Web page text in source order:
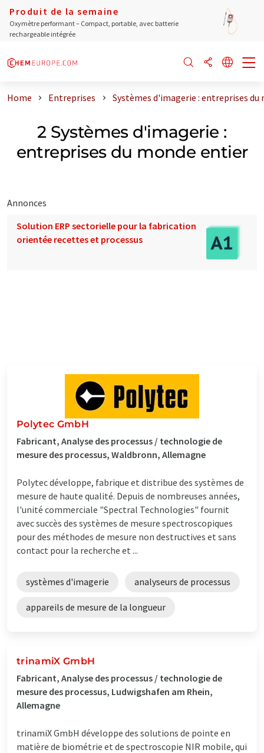
Produit de la semaine
Oxymètre performant – Compact, portable, avec batterie
rechargeable intégrée
Home Entreprises Systèmes d'imagerie : entreprises du
2 Systèmes d'imagerie :
entreprises du monde entier
Annonces
Solution ERP sectorielle pour la fabrication
orientée recettes et processus
Polytec GmbH
Fabricant, Analyse des processus / technologie de
mesure des processus, Waldbronn, Allemagne
Polytec développe, fabrique et distribue des systèmes de
mesure de haute qualité. Depuis de nombreuses années,
l'unité commerciale "Spectral Technologies" fournit
avec succès des systèmes de mesure spectroscopiques
pour des méthodes de mesure non destructives et sans
contact pour la recherche et ...
systèmes d'imagerie analyseurs de processus
appareils de mesure de la longueur
trinamiX GmbH
Fabricant, Analyse des processus / technologie de
mesure des processus, Ludwigshafen am Rhein,
Allemagne
trinamiX GmbH développe des solutions de pointe en
matière de biométrie et de spectroscopie NIR mobile, qui